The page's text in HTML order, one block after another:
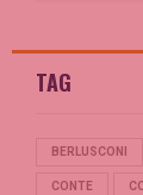
TAG
BERLUSCONI
CONTE